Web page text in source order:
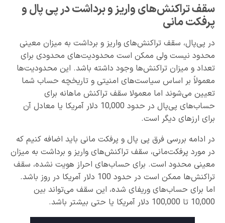
سقف تراکنش‌های واریز و برداشت در پی پال و
پرفکت مانی
در پی‌پال، سقف تراکنش‌های واریز و برداشت به میزان معینی
محدود نیست ولی ممکن است محدودیت‌های محدودی برای
تعداد و میزان تراکنش‌ها وجود داشته باشد. این محدودیت‌ها
معمولاً بر اساس سیاست‌های امنیتی و تاریخچه حساب شما
تعیین می‌شوند اما معمولا سقف تراکنش ماهانه برای
حساب‌های پی‌پال در حدود 10,000 دلار آمریکا یا معادل آن
برای ارزهای دیگر است.
در ادامه بررسی فرق پی پال و پرفکت مانی باید اضافه کنیم که
در مورد پرفکت‌مانی، سقف تراکنش‌های واریز و برداشت به میزان
معینی محدود است. برای حساب‌های احراز هویت نشده، سقف
تراکنش‌ها ممکن است در حدود 100 دلار آمریکا در روز باشد.
اما برای حساب‌های وریفای شده، این سقف می‌تواند بین
10,000 تا 100,000 دلار آمریکا یا حتی بیشتر باشد.